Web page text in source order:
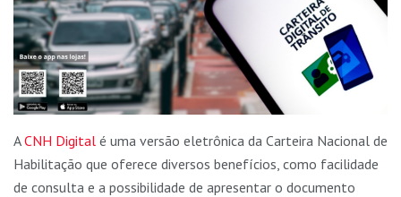
ACNH Digital é uma versão eletrônica da Carteira Nacional de
Habilitação que oferece diversos benefícios, como facilidade
de consulta e a possibilidade de apresentar o documento